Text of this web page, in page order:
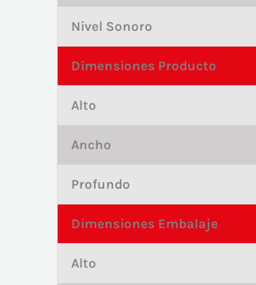
Nivel Sonoro
Dimensiones Producto
Alto
Ancho
Profundo
Dimensiones Embalaje
Alto